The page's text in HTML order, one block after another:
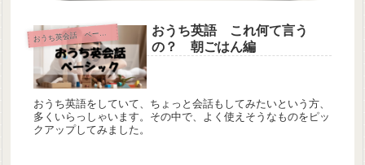
お
うち英会話 ベーシック
おうち英語 これ何て言う
の？ 朝ごはん編
おうち英語をしていて、ちょっと会話もしてみたいという方、
多くいらっしゃいます。その中で、よく使えそうなものをピッ
クアップしてみました。